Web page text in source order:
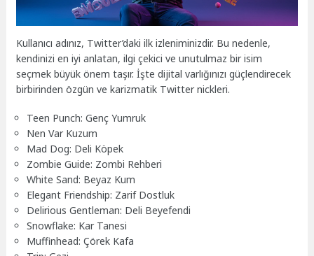
Kullanıcı adınız, Twitter’daki ilk izleniminizdir. Bu nedenle,
kendinizi en iyi anlatan, ilgi çekici ve unutulmaz bir isim
seçmek büyük önem taşır. İşte dijital varlığınızı güçlendirecek
birbirinden özgün ve karizmatik Twitter nickleri.
Teen Punch: Genç Yumruk
Nen Var Kuzum
Mad Dog: Deli Köpek
Zombie Guide: Zombi Rehberi
White Sand: Beyaz Kum
Elegant Friendship: Zarif Dostluk
Delirious Gentleman: Deli Beyefendi
Snowflake: Kar Tanesi
Muffinhead: Çörek Kafa